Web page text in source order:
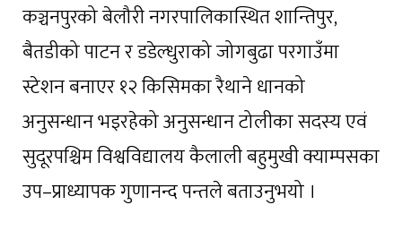
कञ्चनपुरको बेलौरी नगरपालिकास्थित शान्तिपुर,
बैतडीको पाटन र डडेल्धुराको जोगबुढा परगाउँमा
स्टेशन बनाएर १२ किसिमका रैथाने धानको
अनुसन्धान भइरहेको अनुसन्धान टोलीका सदस्य एवं
सुदूरपश्चिम विश्वविद्यालय कैलाली बहुमुखी क्याम्पसका
उप–प्राध्यापक गुणानन्द पन्तले बताउनुभयो ।